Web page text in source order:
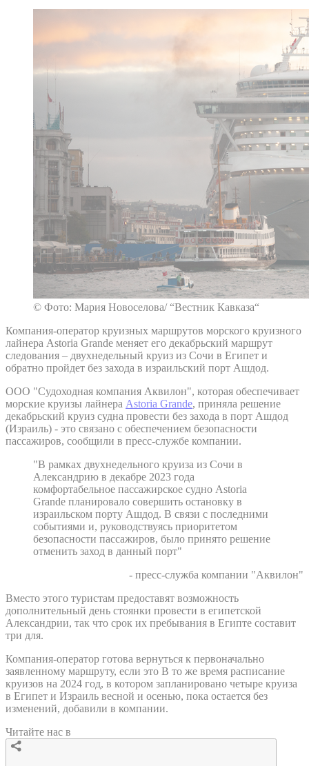
© Фото: Мария Новоселова/ “Вестник Кавказа“
Компания-оператор круизных маршрутов морского круизного
лайнера Astoria Grande меняет его декабрьский маршрут
следования – двухнедельный круиз из Сочи в Египет и
обратно пройдет без захода в израильский порт Ашдод.
ООО "Судоходная компания Аквилон", которая обеспечивает
морские круизы лайнера Astoria Grande, приняла решение
декабрьский круиз судна провести без захода в порт Ашдод
(Израиль) - это связано с обеспечением безопасности
пассажиров, сообщили в пресс-службе компании.
"В рамках двухнедельного круиза из Сочи в
Александрию в декабре 2023 года
комфортабельное пассажирское судно Astoria
Grande планировало совершить остановку в
израильском порту Ашдод. В связи с последними
событиями и, руководствуясь приоритетом
безопасности пассажиров, было принято решение
отменить заход в данный порт"
- пресс-служба компании "Аквилон"
Вместо этого туристам предоставят возможность
дополнительный день стоянки провести в египетской
Александрии, так что срок их пребывания в Египте составит
три для.
Компания-оператор готова вернуться к первоначально
заявленному маршруту, если это В то же время расписание
круизов на 2024 год, в котором запланировано четыре круиза
в Египет и Израиль весной и осенью, пока остается без
изменений, добавили в компании.
Читайте нас в